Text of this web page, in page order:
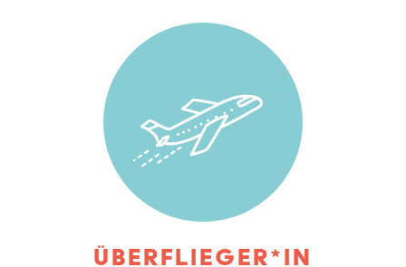
Überflieger*in